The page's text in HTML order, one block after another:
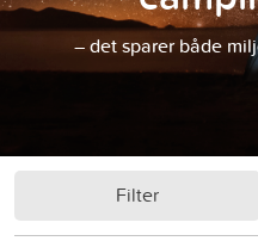
– det sparer både
Filter